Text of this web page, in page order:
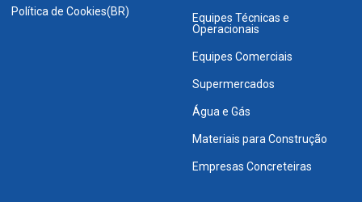
Política de Cookies(BR)
Equipes Técnicas e
Operacionais
Equipes Comerciais
Supermercados
Água e Gás
Materiais para Construção
Empresas Concreteiras